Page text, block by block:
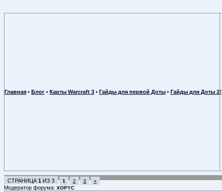
Главная • Блог • Карты Warcraft 3 • Гайды для первой Доты • Гайды для Доты 2
СТРАНИЦА 1 ИЗ 3 1 2 3 »
Модератор форума: XOPYC